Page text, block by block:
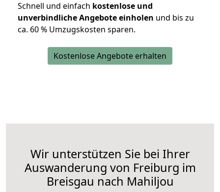
Schnell und einfach kostenlose und
unverbindliche Angebote einholen und bis zu
ca. 60 % Umzugskosten sparen.
Kostenlose Angebote erhalten
Wir unterstützen Sie bei Ihrer
Auswanderung von Freiburg im
Breisgau nach Mahiljou